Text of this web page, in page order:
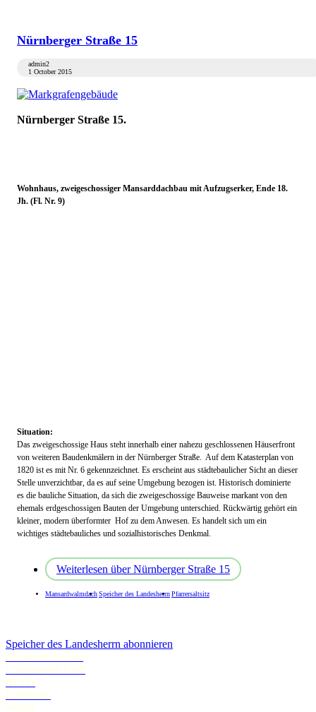
Nürnberger Straße 15
admin2
1 October 2015
Nürnberger Straße 15.
Wohnhaus, zweigeschossiger Mansarddachbau mit Aufzugserker, Ende 18.
Jh. (Fl. Nr. 9)
Situation:
Das zweigeschossige Haus steht innerhalb einer nahezu geschlossenen Häuserfront
von weiteren Baudenkmälern in der Nürnberger Straße. Auf dem Katasterplan von
1820 ist es mit Nr. 6 gekennzeichnet. Es erscheint aus städtebaulicher Sicht an dieser
Stelle unverzichtbar, da es auf seine Umgebung bezogen ist. Historisch dominierte
es die bauliche Situation, da sich die zweigeschossige Bauweise markant von den
ehemals erdgeschossigen Bauten der Umgebung unterschied. Rückwärtig gehört ein
kleiner, modern überformter Hof zu dem Anwesen. Es handelt sich um ein
wichtiges städtebauliches und sozialhistorisches Denkmal.
Weiterlesen über Nürnberger Straße 15
MansardwalmdachSpeicher des LandesherrnPfarrersaltsitz
Speicher des Landesherrn abonnieren
Schwanstetten.de
Landratsamt Roth
BLFD
Landkarte
Wetter